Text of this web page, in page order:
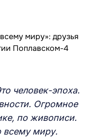
человек-эпоха.
Огромное
по живописи.
всему миру.